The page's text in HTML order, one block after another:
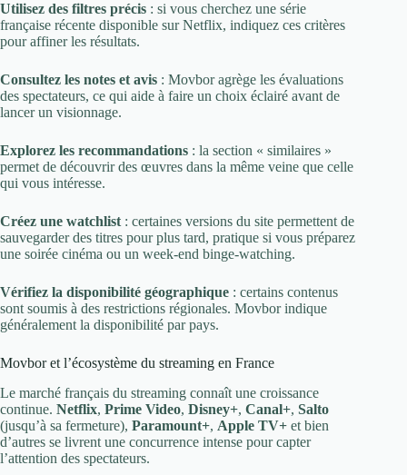
Utilisez des filtres précis : si vous cherchez une série
française récente disponible sur Netflix, indiquez ces critères
pour affiner les résultats.
Consultez les notes et avis : Movbor agrège les évaluations
des spectateurs, ce qui aide à faire un choix éclairé avant de
lancer un visionnage.
Explorez les recommandations : la section « similaires »
permet de découvrir des œuvres dans la même veine que celle
qui vous intéresse.
Créez une watchlist: certaines versions du site permettent de
sauvegarder des titres pour plus tard, pratique si vous préparez
une soirée cinéma ou un week-end binge-watching.
Vérifiez la disponibilité géographique : certains contenus
sont soumis à des restrictions régionales. Movbor indique
généralement la disponibilité par pays.
Movbor et l’écosystème du streaming en France
Le marché français du streaming connaît une croissance
continue. Netflix, Prime Video, Disney+, Canal+, Salto
(jusqu’à sa fermeture), Paramount+, Apple TV+ et bien
d’autres se livrent une concurrence intense pour capter
l’attention des spectateurs.